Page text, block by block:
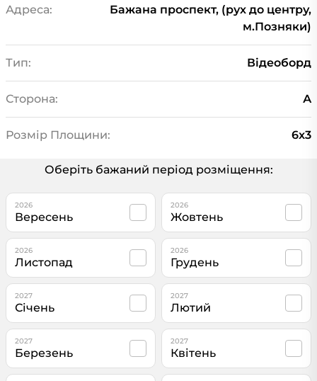
Адреса:
Бажана проспект, (рух до центру,
м.Позняки)
Тип: Відеоборд
Сторона: А
Розмір Площини: 6x3
Оберіть бажаний період розміщення:
2026
Вересень
2026
Жовтень
2026
Листопад
2026
Грудень
2027
Січень
2027
Лютий
2027
Березень
2027
Квітень